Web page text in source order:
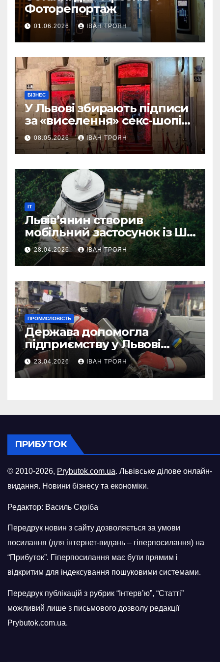
Фоторепортаж
01.06.2026 ІВАН ТРОЯН
БІЗНЕС
У Львові збирають підписи
за «виселення» секс-шопів
із центру міста
08.05.2026 ІВАН ТРОЯН
IT
Львів’янин створив
мобільний застосунок із ШІ-
асистентом для бджолярів
28.04.2026 ІВАН ТРОЯН
ПРОМИСЛОВІСТЬ
Держава допомогла
підприємству у Львові
відновити виробничі
потужності після атаки
російського БПЛА
23.04.2026 ІВАН ТРОЯН
ПРИБУТОК
© 2010-2026, Prybutok.com.ua. Львівське ділове онлайн-
видання. Новини бізнесу та економіки.
Редактор: Василь Скріба
Передрук новин з сайту дозволяється за умови
посилання (для інтернет-видань – гіперпосилання) на
“Прибуток”. Гіперпосилання має бути прямим і
відкритим для індексування пошуковими системами.
Передрук публікацій з рубрик “Інтерв’ю”, “Статті”
можливий лише з письмового дозволу редакції
Prybutok.com.ua.